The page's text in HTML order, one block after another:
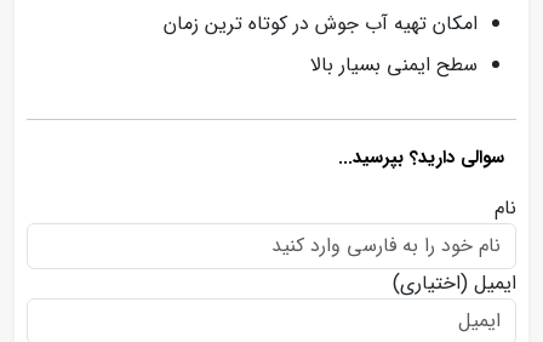
امکان تهیه آب جوش در کوتاه ترین زمان
سطح ایمنی بسیار بالا
سوالی دارید؟ بپرسید...
نام
ایمیل (اختیاری)